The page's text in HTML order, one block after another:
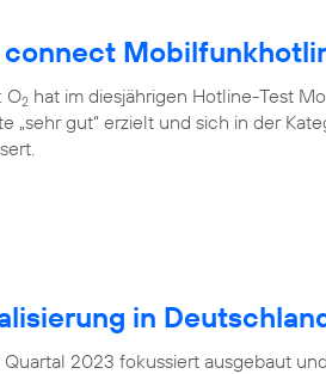
O2 hat im diesjährigen Hotline-Test
„sehr gut“ erzielt und sich in der
in
Quartal 2023 fokussiert ausgebaut